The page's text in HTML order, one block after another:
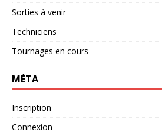
Sorties à venir
Techniciens
Tournages en cours
MÉTA
Inscription
Connexion